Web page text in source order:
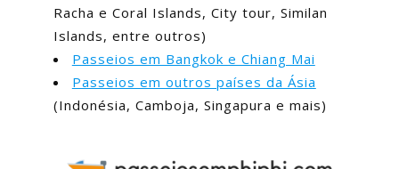
Racha e Coral Islands, City tour, Similan
Islands, entre outros)
Passeios em Bangkok e Chiang Mai
Passeios em outros países da Ásia
(Indonésia, Camboja, Singapura e mais)